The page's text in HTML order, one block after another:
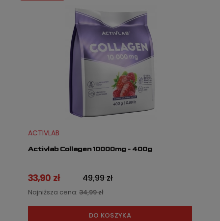
Activlab Collagen 10000mg - 400g
ACTIVLAB
33,90 zł 49,99 zł
Najniższa cena: 34,99 zł
DO KOSZYKA